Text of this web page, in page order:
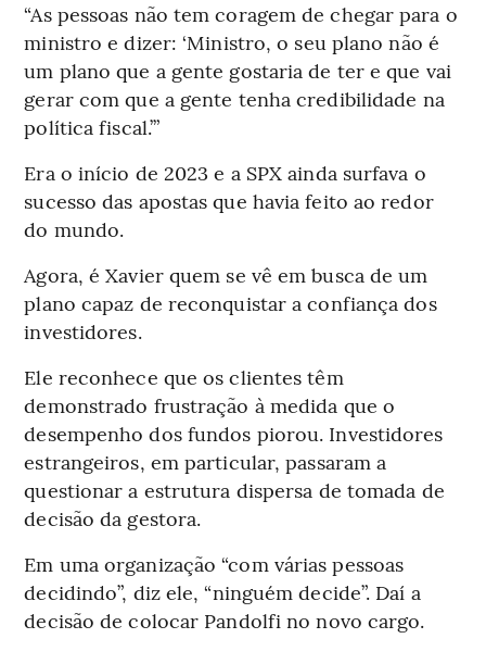
“As pessoas não tem coragem de chegar para o
ministro e dizer: ‘Ministro, o seu plano não é
um plano que a gente gostaria de ter e que vai
gerar com que a gente tenha credibilidade na
política fiscal.’”
Era o início de 2023 e a SPX ainda surfava o
sucesso das apostas que havia feito ao redor
do mundo.
Agora, é Xavier quem se vê em busca de um
plano capaz de reconquistar a confiança dos
investidores.
Ele reconhece que os clientes têm
demonstrado frustração à medida que o
desempenho dos fundos piorou. Investidores
estrangeiros, em particular, passaram a
questionar a estrutura dispersa de tomada de
decisão da gestora.
Em uma organização “com várias pessoas
decidindo”, diz ele, “ninguém decide”. Daí a
decisão de colocar Pandolfi no novo cargo.